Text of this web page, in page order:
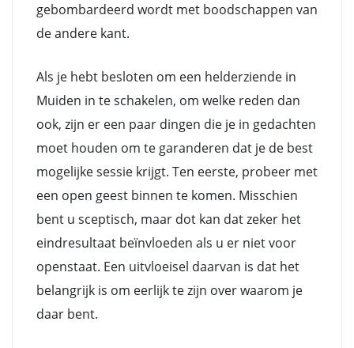
gebombardeerd wordt met boodschappen van
de andere kant.
Als je hebt besloten om een helderziende in
Muiden in te schakelen, om welke reden dan
ook, zijn er een paar dingen die je in gedachten
moet houden om te garanderen dat je de best
mogelijke sessie krijgt. Ten eerste, probeer met
een open geest binnen te komen. Misschien
bent u sceptisch, maar dot kan dat zeker het
eindresultaat beïnvloeden als u er niet voor
openstaat. Een uitvloeisel daarvan is dat het
belangrijk is om eerlijk te zijn over waarom je
daar bent.